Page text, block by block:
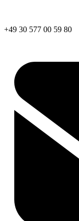
+49 30 577 00 59 80